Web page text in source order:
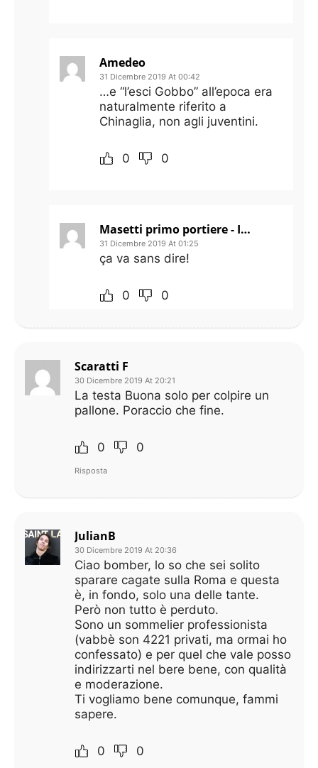
Amedeo
31 Dicembre 2019 At 00:42
…e “l’esci Gobbo” all’epoca era
naturalmente riferito a
Chinaglia, non agli juventini.
0 0
Masetti primo portiere - IN ATTESA DEI COMUNICATI UFFICIALI
31 Dicembre 2019 At 01:25
ça va sans dire!
0 0
Scaratti F
30 Dicembre 2019 At 20:21
La testa Buona solo per colpire un
pallone. Poraccio che fine.
0 0
Risposta
JulianB
30 Dicembre 2019 At 20:36
Ciao bomber, lo so che sei solito
sparare cagate sulla Roma e questa
è, in fondo, solo una delle tante.
Però non tutto è perduto.
Sono un sommelier professionista
(vabbè son 4221 privati, ma ormai ho
confessato) e per quel che vale posso
indirizzarti nel bere bene, con qualità
e moderazione.
Ti vogliamo bene comunque, fammi
sapere.
0 0